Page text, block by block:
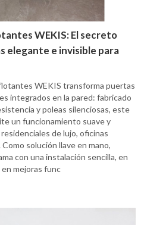
WEKIS: El secreto
elegante e invisible para
WEKIS transforma puertas
integrados en la pared: fabricado
y poleas silenciosas, este
un funcionamiento suave y
de lujo, oficinas
solución llave en mano,
con una instalación sencilla, en
mejoras func